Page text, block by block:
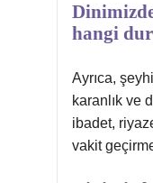
hangi
Ayrıca,
karanlık ve
ibadet,
vakit